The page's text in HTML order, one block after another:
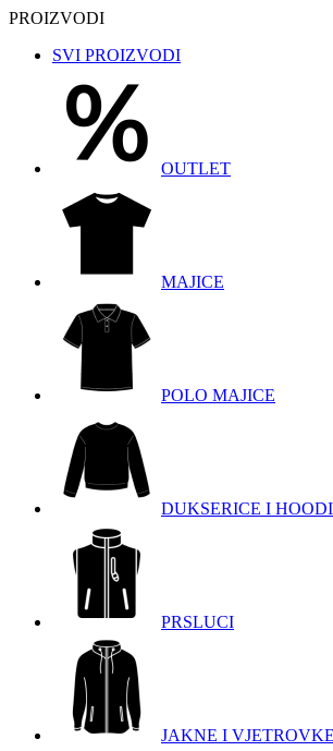
PROIZVODI
SVI PROIZVODI
OUTLET
MAJICE
POLO MAJICE
DUKSERICE I
PRSLUCI
JAKNE I VJETROVKE